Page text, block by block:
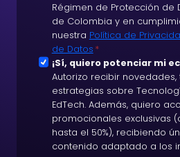
c
Régimen de Protección de
de Colombia y en
nuestra Política de
de Datos *
S
¡Sí, quiero potenciar mi
Autorizo recibir
estrategias sobre
EdTech. Además, quiero
promocionales exclusivas
hasta el 50%), recibiendo
contenido adaptado a los